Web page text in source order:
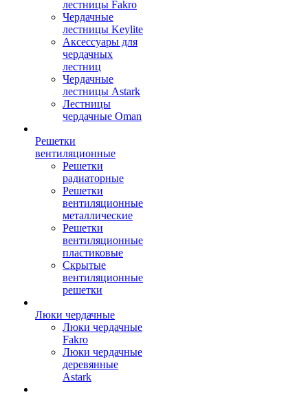
лестницы Fakro
Чердачные
лестницы Keylite
Аксессуары для
чердачных
лестниц
Чердачные
лестницы Astark
Лестницы
чердачные Oman
Решетки
вентиляционные
Решетки
радиаторные
Решетки
вентиляционные
металлические
Решетки
вентиляционные
пластиковые
Скрытые
вентиляционные
решетки
Люки чердачные
Люки чердачные
Fakro
Люки чердачные
деревянные
Astark